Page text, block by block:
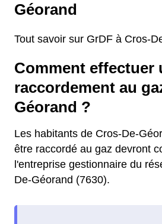
Géorand
Tout savoir sur GrDF à Cros-
Comment effectuer
raccordement au
Géorand ?
Les habitants de Cros-De-
être raccordé au gaz devront
l'entreprise gestionnaire du
De-Géorand (7630).